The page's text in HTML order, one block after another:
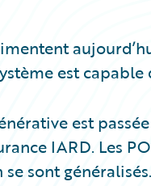
est
est
IARD. Les
sont